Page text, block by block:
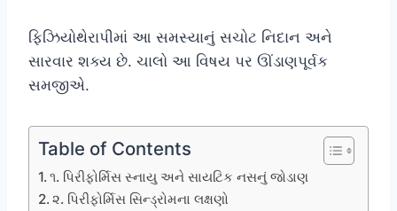
ફિઝિયોથેરાપીમાં આ સમસ્યાનું સચોટ નિદાન અને
સારવાર શક્ય છે. ચાલો આ વિષય પર ઊંડાણપૂર્વક
સમજીએ.
Table of Contents
૧. પિરીફોર્મિસ સ્નાયુ અને સાયટિક નસનું જોડાણ
૨. પિરીફોર્મિસ સિન્ડ્રોમના લક્ષણો